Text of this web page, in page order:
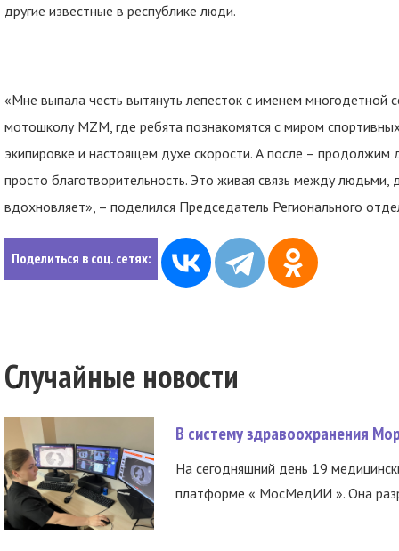
другие известные в республике люди.
«Мне выпала честь вытянуть лепесток с именем
мотошколу MZM, где ребята познакомятся с миром
экипировке и настоящем духе скорости. А после – продолжим
просто благотворительность. Это живая связь между
вдохновляет», – поделился Председатель Регионального
Поделиться в соц. сетях:
Случайные новости
В систему здравоохранения
На сегодняшний день 19
платформе « МосМедИИ ». Она